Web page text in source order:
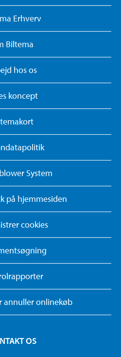
Erhverv
Biltema
hos os
koncept
System
på hjemmesiden
cookies
annuller onlinekøb
OS